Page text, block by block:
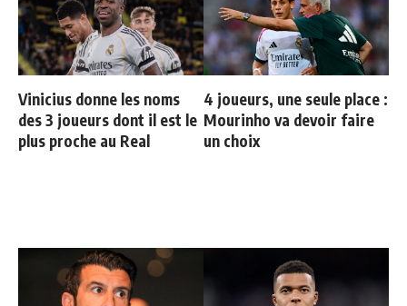
Vinicius donne les noms
des 3 joueurs dont il est le
plus proche au Real
4 joueurs, une seule place :
Mourinho va devoir faire
un choix